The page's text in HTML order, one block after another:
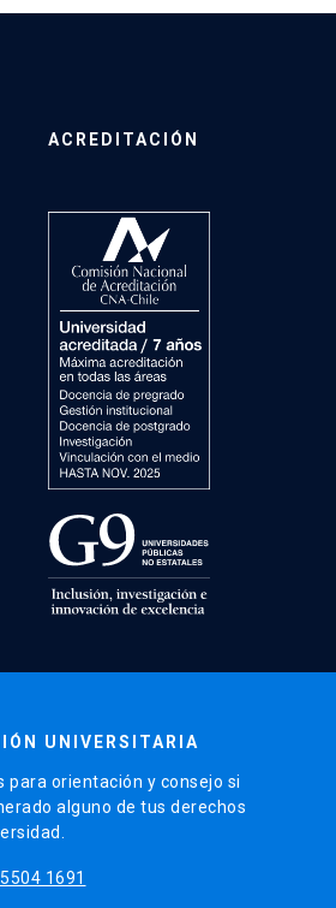
ACREDITACIÓN
UNIVERSITARIA
para orientación y consejo si
alguno de tus derechos
1691